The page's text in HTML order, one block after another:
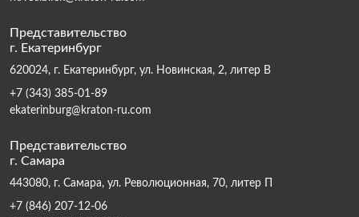
Представительство
г. Екатеринбург
620024, г. Екатеринбург, ул. Новинская, 2, литер В
+7 (343) 385-01-89
ekaterinburg@kraton-ru.com
Представительство
г. Самара
443080, г. Самара, ул. Революционная, 70, литер П
+7 (846) 207-12-06